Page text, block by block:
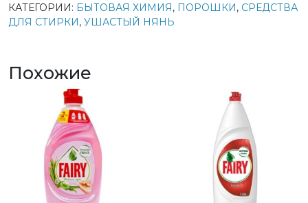
КАТЕГОРИИ: БЫТОВАЯ ХИМИЯ, ПОРОШКИ, СРЕДСТВА
ДЛЯ СТИРКИ, УШАСТЫЙ НЯНЬ
Похожие